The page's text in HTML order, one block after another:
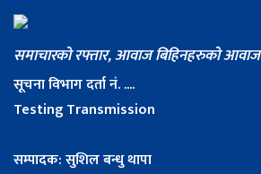
समाचारको रफ्तार, आवाज बिहिनहरुको आवाज
सूचना विभाग दर्ता नं. ....
Testing Transmission
सम्पादक: सुशिल बन्धु थापा